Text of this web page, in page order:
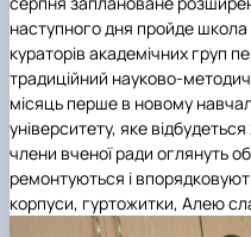
наступного дня пройде
кураторів академічних груп
традиційний науково-
місяць перше в новому
університету, яке
члени вченої ради оглянуть
ремонтуються і
корпуси, гуртожитки, Алею